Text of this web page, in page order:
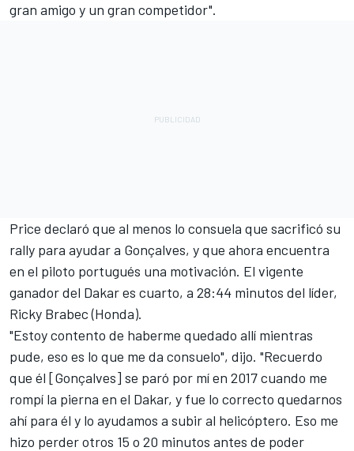
gran amigo y un gran competidor".
Price declaró que al menos lo consuela que sacrificó su
rally para ayudar a Gonçalves, y que ahora encuentra
en el piloto portugués una motivación. El vigente
ganador del Dakar es cuarto, a 28:44 minutos del líder,
Ricky Brabec (Honda).
"Estoy contento de haberme quedado allí mientras
pude, eso es lo que me da consuelo", dijo. "Recuerdo
que él [Gonçalves] se paró por mí en 2017 cuando me
rompí la pierna en el Dakar, y fue lo correcto quedarnos
ahí para él y lo ayudamos a subir al helicóptero. Eso me
hizo perder otros 15 o 20 minutos antes de poder